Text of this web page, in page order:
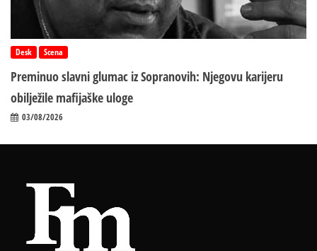
Desk Scena
Preminuo slavni glumac iz Sopranovih: Njegovu karijeru
obilježile mafijaške uloge
03/08/2026